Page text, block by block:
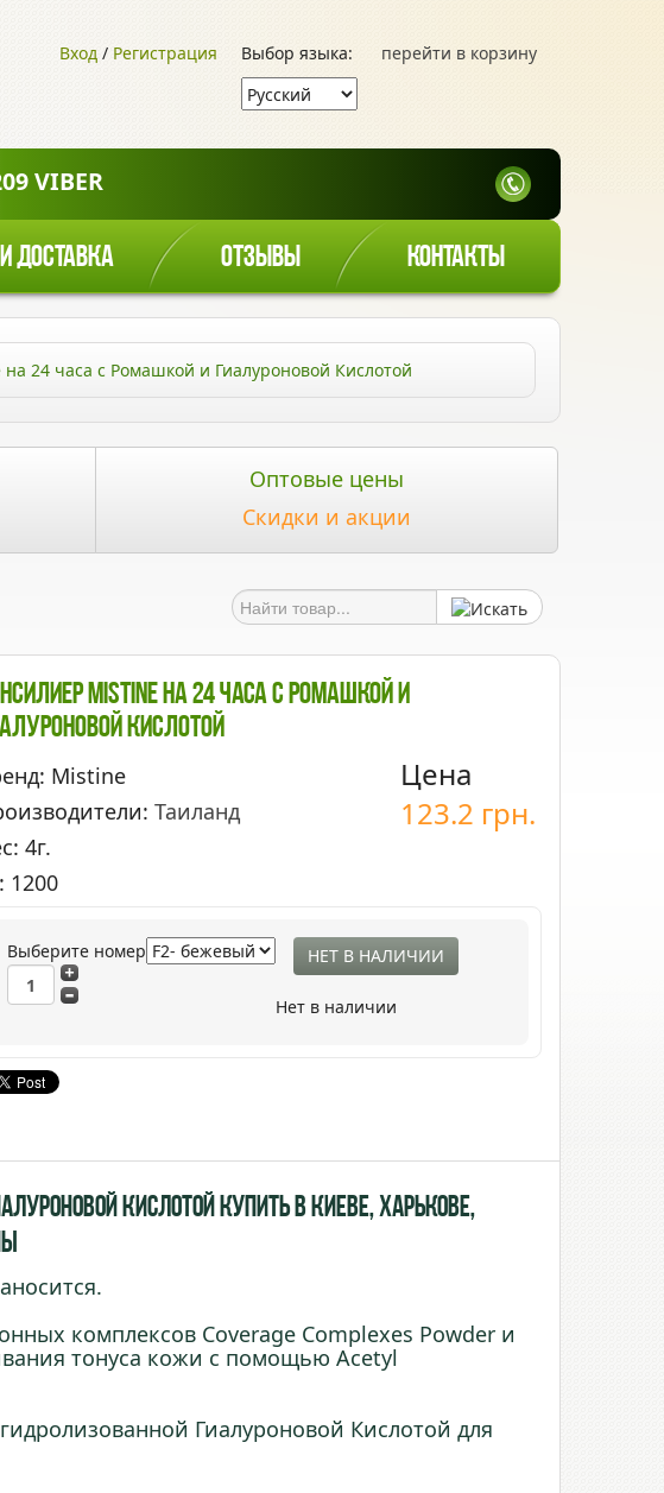
перейти в корзину
Выбор языка:
Вход / Регистрация
VIBER
ДОСТАВКА ОТЗЫВЫ КОНТАКТЫ
24 часа с Ромашкой и Гиалуроновой Кислотой
Оптовые цены
Скидки и акции
Mistine На 24 Часа С Ромашкой И
Кислотой
Mistine
Таиланд
4г.
1200
Цена
123.2 грн.
Выберите номер НЕТ В НАЛИЧИИ
Нет в наличии
Кислотой купить в Киеве, Харькове,
комплексов Coverage Complexes Powder и
тонуса кожи с помощью Acetyl
Гиалуроновой Кислотой для